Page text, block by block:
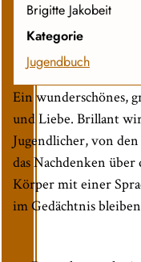
Brigitte Jakobeit
Kategorie
Jugendbuch
Ein wunderschönes,
und Liebe. Brillant
Jugendlicher, von
das Nachdenken
Körper mit einer
im Gedächtnis